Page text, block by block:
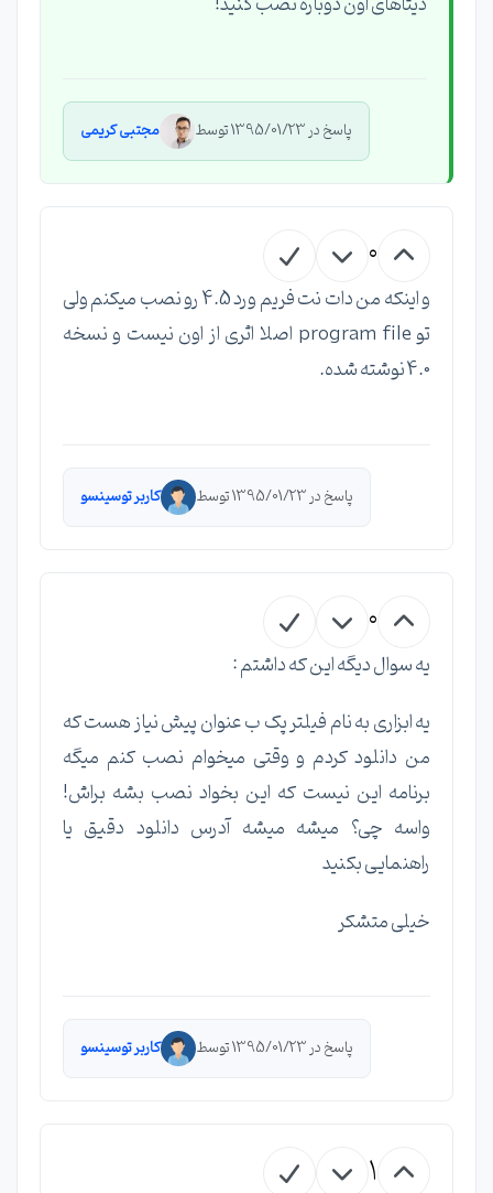
پاسخ در 1395/01/23 توسط مجتبی کریمی
0
و اینکه من دات نت فریم ورد 4.5 رو نصب میکنم ولی
تو program file اصلا اثری از اون نیست و نسخه
4.0 نوشته شده.
پاسخ در 1395/01/23 توسط کاربر توسینسو
0
یه سوال دیگه این که داشتم :
یه ابزاری به نام فیلتر پک ب عنوان پیش نیاز هست که
من دانلود کردم و وقتی میخوام نصب کنم میگه
برنامه این نیست که این بخواد نصب بشه براش!
واسه چی؟ میشه میشه آدرس دانلود دقیق یا
راهنمایی بکنید
خیلی متشکر
پاسخ در 1395/01/23 توسط کاربر توسینسو
1